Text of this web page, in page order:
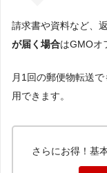
請求書や資料など、
が届く場合はGMOオ
月1回の郵便物転送
用できます。
さらにお得！基